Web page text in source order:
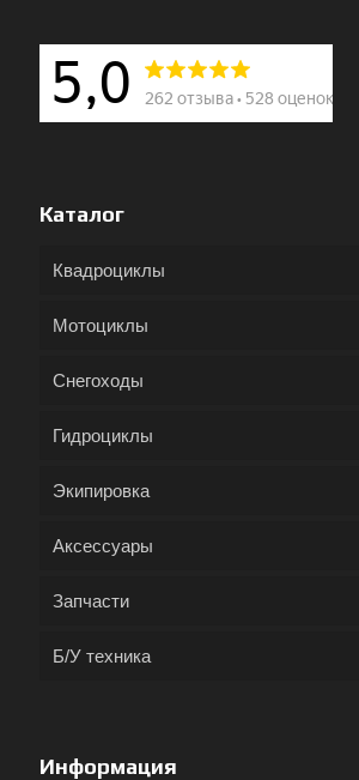
Каталог
Квадроциклы
Мотоциклы
Снегоходы
Гидроциклы
Экипировка
Аксессуары
Запчасти
Б/У техника
Информация